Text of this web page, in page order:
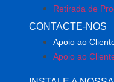
Retirada de
CONTACTE-NOS
Apoio ao
Apoio ao